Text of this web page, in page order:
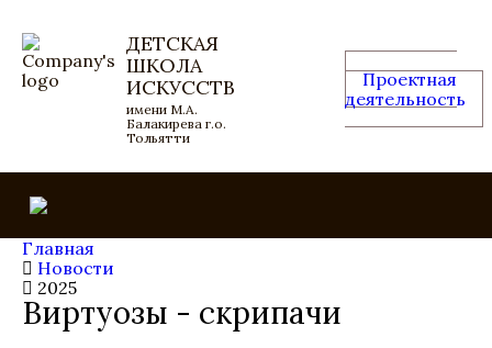
ДЕТСКАЯ
ШКОЛА
ИСКУССТВ
имени М.А.
Балакирева г.о.
Тольятти
Проектная
деятельность
Главная
Новости
2025
Виртуозы - скрипачи